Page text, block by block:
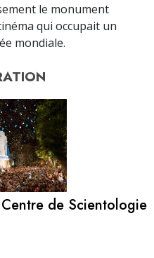
le monument
qui occupait un
mondiale.
de Scientologie